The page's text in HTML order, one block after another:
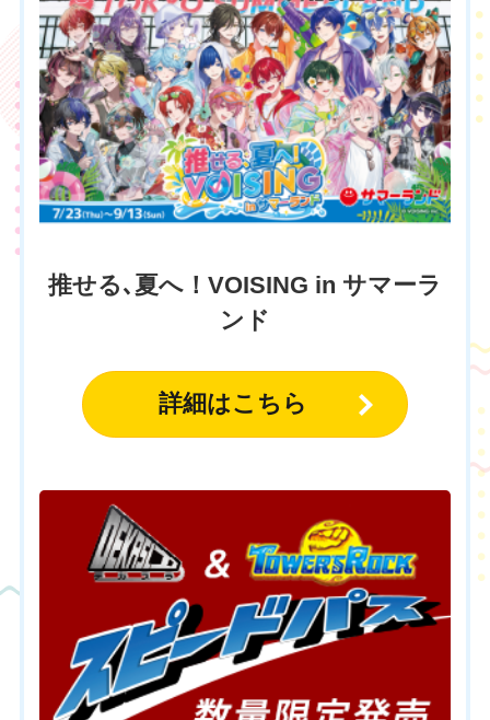
推せる､夏へ！VOISING in サマーラ
ンド
詳細はこちら